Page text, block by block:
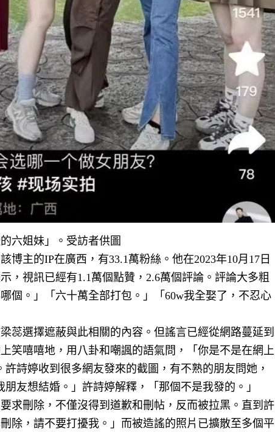
六姐妹」。受訪者供圖
博主的IP在廣西，有33.1萬粉絲。他在2023年10月17日
，視訊已經有1.1萬個點贊，2.6萬個評論。評論大多粗
個。」「六十萬全部打包。」「60w我全娶了，不忍心
蕊選擇遮蔽與此相關的內容。但謠言已經從網路蔓延到
笑嘻嘻地，用八卦和嘲諷的語氣問，「你是不是在網上
詩婷收到很多網友發來的截圖，有不熟的朋友問她，
友想結婚。」許詩婷解釋，「那個不是我發的。」
求刪除，不僅沒得到道歉和刪帖，反而被拉黑。直到許
除，請不要打擾我。」而被造謠的照片已擴散至多個平